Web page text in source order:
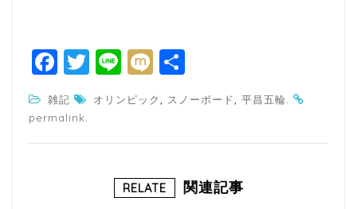
F
a
c
T
w
itt
Li
n
e
M
ixi
有
雑記 オリンピック, スノーボード, 平昌五輪.
permalink.
RELATE 関連記事